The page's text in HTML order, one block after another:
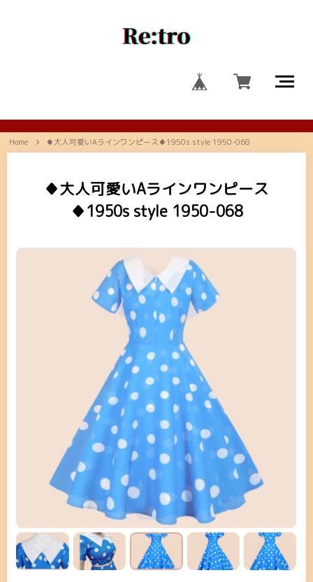
Home ♦大人可愛いAラインワンピース♦1950s style 1950-068
♦大人可愛いAラインワンピース
♦1950s style 1950-068